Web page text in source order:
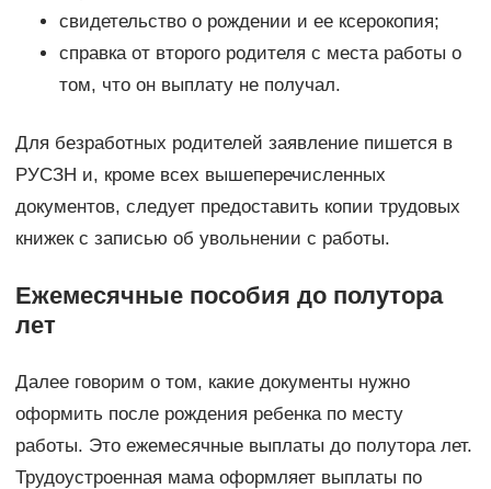
свидетельство о рождении и ее ксерокопия;
справка от второго родителя с места работы о
том, что он выплату не получал.
Для безработных родителей заявление пишется в
РУСЗН и, кроме всех вышеперечисленных
документов, следует предоставить копии трудовых
книжек с записью об увольнении с работы.
Ежемесячные пособия до полутора
лет
Далее говорим о том, какие документы нужно
оформить после рождения ребенка по месту
работы. Это ежемесячные выплаты до полутора лет.
Трудоустроенная мама оформляет выплаты по